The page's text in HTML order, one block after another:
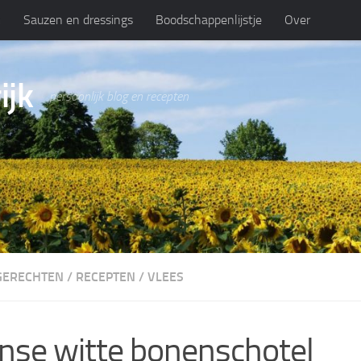
Sauzen en dressings Boodschappenlijstje Over
persoonlijk blog en recepten
/ RECEPTEN / VLEES
witte bonenschotel